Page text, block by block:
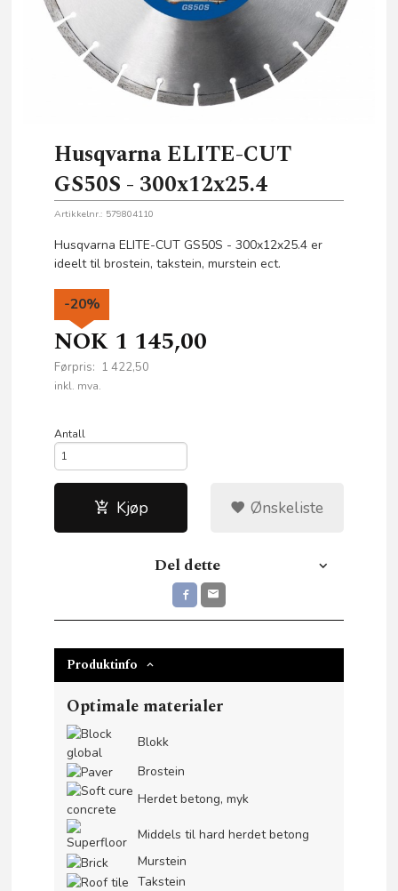
Husqvarna ELITE-CUT
GS50S - 300x12x25.4
Artikkelnr.: 579804110
Husqvarna ELITE-CUT GS50S - 300x12x25.4 er
ideelt til brostein, takstein, murstein ect.
NOK 1 145,00
Førpris: 1 422,50
Rabatt
-20%
inkl. mva.
Antall
Kjøp Ønskeliste
Del dette
Produktinfo
Optimale materialer
Blokk
Brostein
Herdet betong, myk
Middels til hard herdet betong
Murstein
Takstein